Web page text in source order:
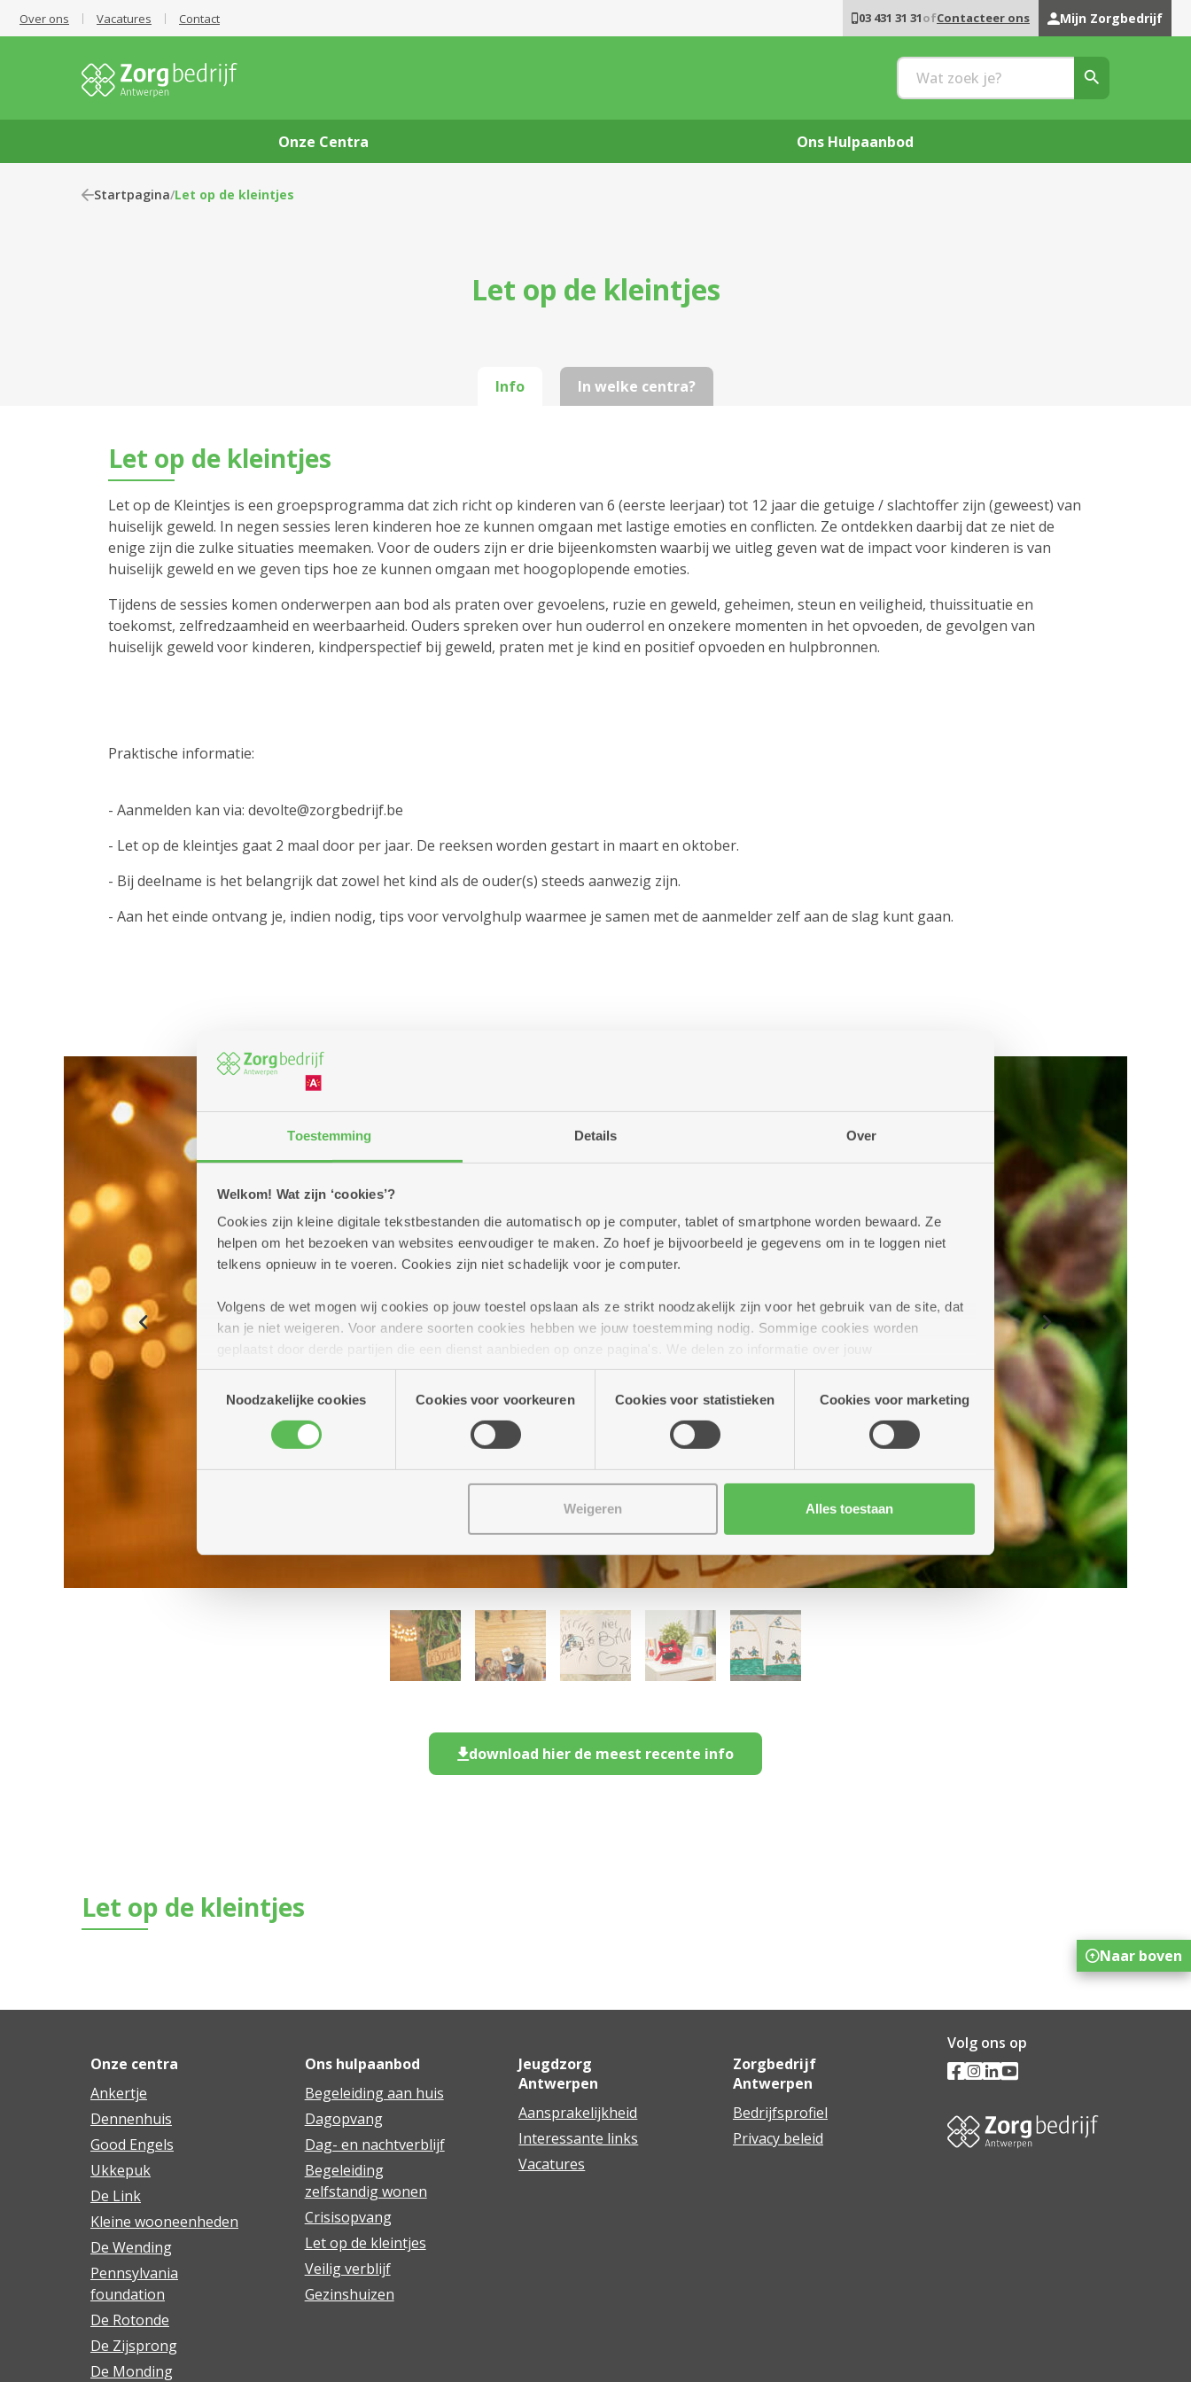
Toestemming Details Over
Welkom! Wat zijn ‘cookies’?
Cookies zijn kleine digitale tekstbestanden die automatisch op je computer, tablet of smartphone worden bewaard. Ze
helpen om het bezoeken van websites eenvoudiger te maken. Zo hoef je bijvoorbeeld je gegevens om in te loggen niet
telkens opnieuw in te voeren. Cookies zijn niet schadelijk voor je computer.
Volgens de wet mogen wij cookies op jouw toestel opslaan als ze strikt noodzakelijk zijn voor het gebruik van de site, dat
kan je niet weigeren. Voor andere soorten cookies hebben we jouw toestemming nodig. Sommige cookies worden
geplaatst door derde partijen die een dienst aanbieden op onze pagina's. We delen zo informatie over jouw
(geanonimiseerd) gebruik van onze site voor social media, advertenties en analyse. Deze partners kunnen deze gegevens
combineren met andere informatie die je aan hen verstrekte.
Noodzakelijke cookies
Cookies voor voorkeuren Cookies voor statistieken Cookies voor marketing
Weigeren Alles toestaan
Over ons Vacatures Contact 03 431 31 31ofContacteer ons Mijn Zorgbedrijf
Onze Centra Ons Hulpaanbod
Startpagina/Let op de kleintjes
Let op de kleintjes
Info
Let op de kleintjes
Let op de Kleintjes is een groepsprogramma dat zich richt op kinderen van 6 (eerste leerjaar) tot 12 jaar die getuige / slachtoffer zijn (geweest) van
huiselijk geweld. In negen sessies leren kinderen hoe ze kunnen omgaan met lastige emoties en conflicten. Ze ontdekken daarbij dat ze niet de
enige zijn die zulke situaties meemaken. Voor de ouders zijn er drie bijeenkomsten waarbij we uitleg geven wat de impact voor kinderen is van
huiselijk geweld en we geven tips hoe ze kunnen omgaan met hoogoplopende emoties.
Tijdens de sessies komen onderwerpen aan bod als praten over gevoelens, ruzie en geweld, geheimen, steun en veiligheid, thuissituatie en
toekomst, zelfredzaamheid en weerbaarheid. Ouders spreken over hun ouderrol en onzekere momenten in het opvoeden, de gevolgen van
huiselijk geweld voor kinderen, kindperspectief bij geweld, praten met je kind en positief opvoeden en hulpbronnen.
Praktische informatie:
- Aanmelden kan via: devolte@zorgbedrijf.be
- Let op de kleintjes gaat 2 maal door per jaar. De reeksen worden gestart in maart en oktober.
- Bij deelname is het belangrijk dat zowel het kind als de ouder(s) steeds aanwezig zijn.
- Aan het einde ontvang je, indien nodig, tips voor vervolghulp waarmee je samen met de aanmelder zelf aan de slag kunt gaan.
Previous Next
download hier de meest recente info
Let op de kleintjes
In welke centra?
Onze centra
Ankertje
Dennenhuis
Good Engels
Ukkepuk
De Link
Kleine wooneenheden
De Wending
Pennsylvania
foundation
De Rotonde
De Zijsprong
De Monding
Ons hulpaanbod
Begeleiding aan huis
Dagopvang
Dag- en nachtverblijf
Begeleiding
zelfstandig wonen
Crisisopvang
Let op de kleintjes
Veilig verblijf
Gezinshuizen
Jeugdzorg
Antwerpen
Aansprakelijkheid
Interessante links
Vacatures
Zorgbedrijf
Antwerpen
Bedrijfsprofiel
Privacy beleid
Volg ons op
Naar boven